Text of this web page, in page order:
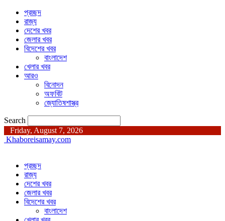
প্রচ্ছদ
রাজ্য
দেশের খবর
জেলার খবর
বিদেশের খবর
বাংলাদেশ
খেলার খবর
আরও
বিনোদন
অফবিট
জ্যোতিষশাস্ত্র
Search
Friday, August 7, 2026
Khaboreisamay.com
প্রচ্ছদ
রাজ্য
দেশের খবর
জেলার খবর
বিদেশের খবর
বাংলাদেশ